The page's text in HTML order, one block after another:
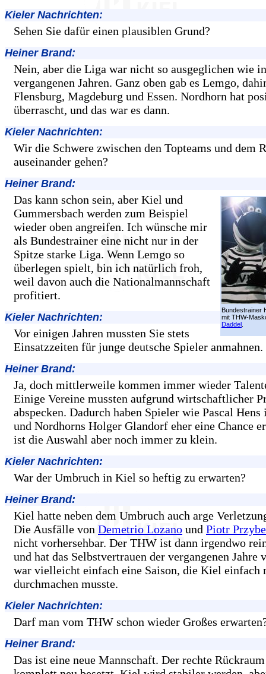
Kieler Nachrichten:
Sehen Sie dafür einen plausiblen Grund?
Heiner Brand:
Nein, aber die Liga war nicht so ausgeglichen wie
vergangenen Jahren. Ganz oben gab es Lemgo,
Flensburg, Magdeburg und Essen. Nordhorn hat
überrascht, und das war es dann.
Kieler Nachrichten:
Wir die Schwere zwischen den Topteams und dem
auseinander gehen?
Heiner Brand:
Bundestrainer
mit THW-
Daddel
Das kann schon sein, aber Kiel und
Gummersbach werden zum Beispiel
wieder oben angreifen. Ich wünsche mir
als Bundestrainer eine nicht nur in der
Spitze starke Liga. Wenn Lemgo so
überlegen spielt, bin ich natürlich froh,
weil davon auch die Nationalmannschaft
profitiert.
Kieler Nachrichten:
Vor einigen Jahren mussten Sie stets
Einsatzzeiten für junge deutsche Spieler anmahnen.
Heiner Brand:
Ja, doch mittlerweile kommen immer wieder
Einige Vereine mussten aufgrund wirtschaftlicher
abspecken. Dadurch haben Spieler wie Pascal
und Nordhorns Holger Glandorf eher eine Chance
ist die Auswahl aber noch immer zu klein.
Kieler Nachrichten:
War der Umbruch in Kiel so heftig zu erwarten?
Heiner Brand:
Kiel hatte neben dem Umbruch auch arge
Die Ausfälle von Demetrio Lozano und Piotr
nicht vorhersehbar. Der THW ist dann irgendwo
und hat das Selbstvertrauen der vergangenen Jahre
war vielleicht einfach eine Saison, die Kiel einfach
durchmachen musste.
Kieler Nachrichten:
Darf man vom THW schon wieder Großes
Heiner Brand:
Das ist eine neue Mannschaft. Der rechte